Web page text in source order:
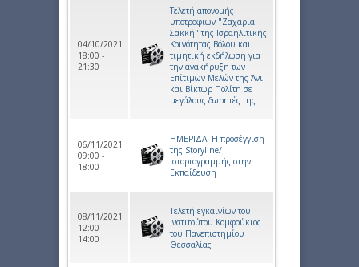
04/10/2021
18:00 -
21:30
Tελετή απονοµής
υποτροφιών "Ζαχαρία
Σακκή" της Ισραηλιτικής
Κοινότητας Βόλου και
τιμητική εκδήλωση για
την ανακήρυξη των
Επίτιμων Μελών της Άνι
και Βίκτωρ Πολίτη σε
μεγάλους δωρητές της
06/11/2021
09:00 -
18:00
ΗΜΕΡΙΔΑ: Η προσέγγιση
της Storyline/
Ιστοριογραμμής στην
Εκπαίδευση
08/11/2021
12:00 -
14:00
Τελετή εγκαινίων του
Ινστιτούτου Κομφούκιος
του Πανεπιστημίου
Θεσσαλίας